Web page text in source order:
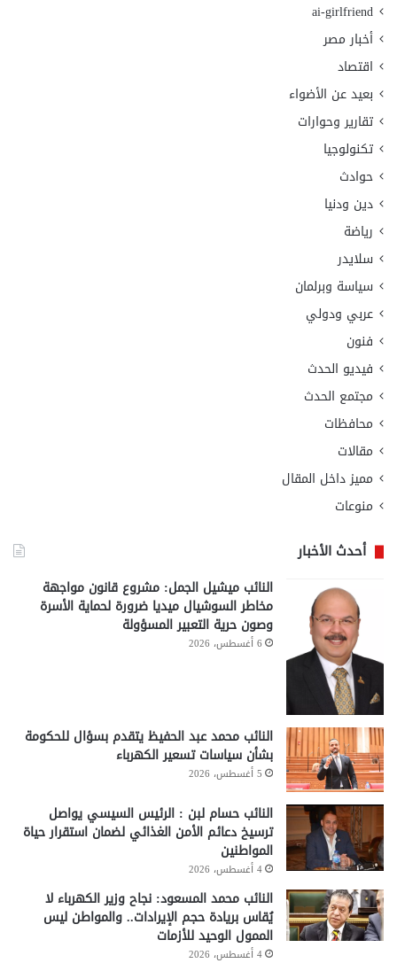
ai-girlfriend
أخبار مصر
اقتصاد
بعيد عن الأضواء
تقارير وحوارات
تكنولوجيا
حوادث
دين ودنيا
رياضة
سلايدر
سياسة وبرلمان
عربي ودولي
فنون
فيديو الحدث
مجتمع الحدث
محافظات
مقالات
مميز داخل المقال
منوعات
أحدث الأخبار
النائب ميشيل الجمل: مشروع قانون مواجهة
مخاطر السوشيال ميديا ضرورة لحماية الأسرة
وصون حرية التعبير المسؤولة
6 أغسطس، 2026
النائب محمد عبد الحفيظ يتقدم بسؤال للحكومة
بشأن سياسات تسعير الكهرباء
5 أغسطس، 2026
النائب حسام لبن : الرئيس السيسي يواصل
ترسيخ دعائم الأمن الغذائي لضمان استقرار حياة
المواطنين
4 أغسطس، 2026
النائب محمد المسعود: نجاح وزير الكهرباء لا
يُقاس بريادة حجم الإيرادات.. والمواطن ليس
الممول الوحيد للأزمات
4 أغسطس، 2026